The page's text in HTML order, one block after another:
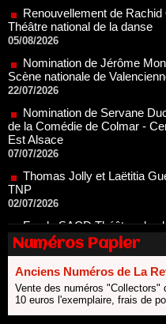
05/08/2026
Nomination de Jérôme
Scène nationale de
22/07/2026
Nomination de Servane
de la Comédie de Colmar -
Est Alsace
07/07/2026
Thomas Jolly et Laëtitia
TNP
02/07/2026
Fonds SACD Théâtre : les
23/06/2026
Dispositif ARTCENA
20/06/2026
Le palmarès des prix
18/06/2026
Les 10 lauréats du Fonds
SACD
Numéros Papier
Anciens Numéros de La
Vente des numéros "Collectors"
10 euros l'exemplaire, frais de